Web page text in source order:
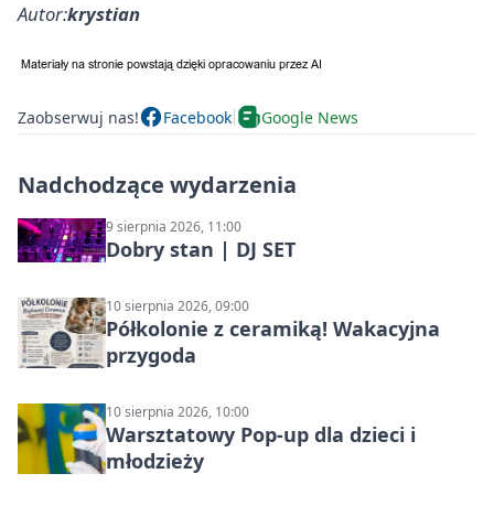
Autor:krystian
Zaobserwuj nas! Facebook Google News
Nadchodzące wydarzenia
9 sierpnia 2026, 11:00
Dobry stan | DJ SET
10 sierpnia 2026, 09:00
Półkolonie z ceramiką! Wakacyjna
przygoda
10 sierpnia 2026, 10:00
Warsztatowy Pop-up dla dzieci i
młodzieży